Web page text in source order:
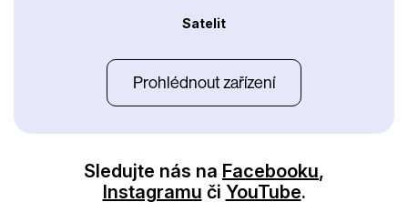
Satelit
Prohlédnout zařízení
Sledujte nás na Facebooku,
Instagramu či YouTube.